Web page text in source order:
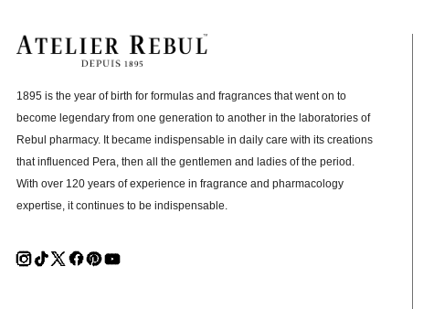
1895 is the year of birth for formulas and fragrances that went on to
become legendary from one generation to another in the laboratories of
Rebul pharmacy. It became indispensable in daily care with its creations
that influenced Pera, then all the gentlemen and ladies of the period.
With over 120 years of experience in fragrance and pharmacology
expertise, it continues to be indispensable.